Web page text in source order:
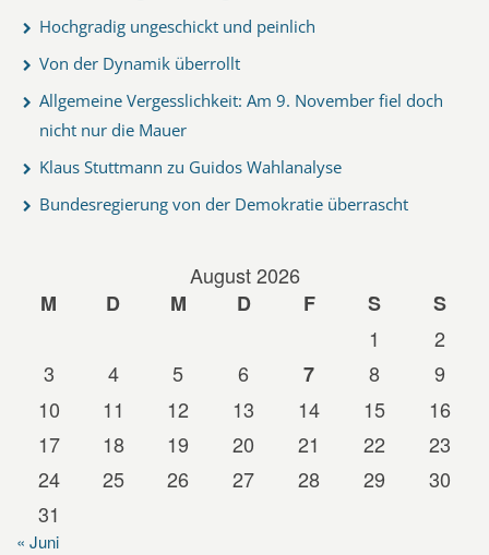
Hochgradig ungeschickt und peinlich
Von der Dynamik überrollt
Allgemeine Vergesslichkeit: Am 9. November fiel doch
nicht nur die Mauer
Klaus Stuttmann zu Guidos Wahlanalyse
Bundesregierung von der Demokratie überrascht
August 2026
M
D M D F S
S
1
2
3
4 5 6 7 8
9
10
11 12 13 14 15
16
17
18 19 20 21 22
23
24
25 26 27 28 29
30
31
« Juni